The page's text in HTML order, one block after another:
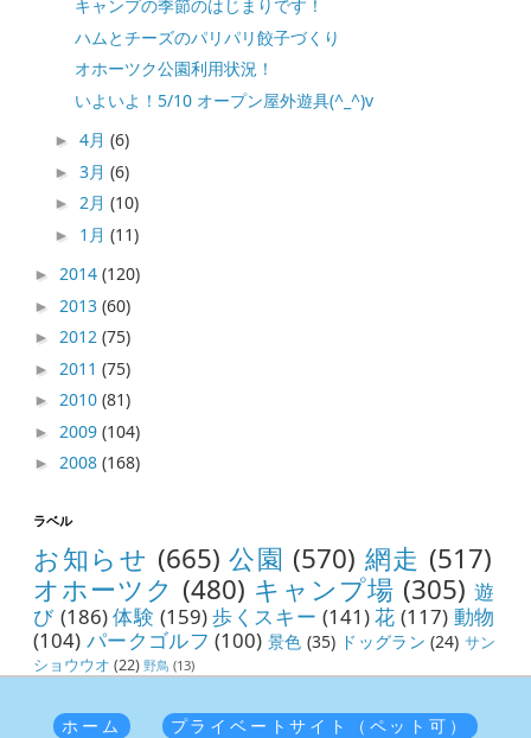
キャンプの季節のはじまりです！
ハムとチーズのパリパリ餃子づくり
オホーツク公園利用状況！
いよいよ！5/10 オープン屋外遊具(^_^)v
►4月(6)
►3月(6)
►2月(10)
► 1月(11)
►2014(120)
► 2013(60)
►2012(75)
► 2011(75)
►2010(81)
► 2009(104)
►2008(168)
ラベル
お知らせ (665) 公園 (570) 網走 (517)
オホーツク (480) キャンプ場 (305) 遊
び (186)体験 (159)歩くスキー (141)花 (117) 動物
(104) パークゴルフ (100) 景色 (35) ドッグラン (24) サン
ショウウオ (22) 野鳥 (13)
ホーム プライベートサイト（ペット可）